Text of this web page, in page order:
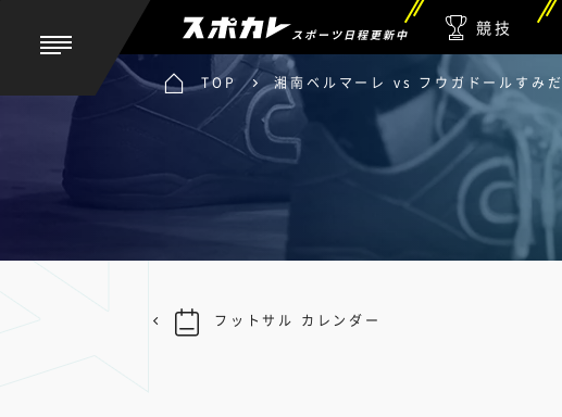
スポーツ日程更新中 競技
TOP 湘南ベルマーレ vs フウガドールすみだ
フットサル カレンダー